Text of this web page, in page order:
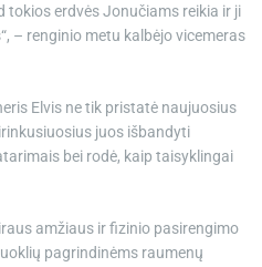
tokios erdvės Jonučiams reikia ir ji
– renginio metu kalbėjo vicemeras
Elvis ne tik pristatė naujuosius
juos išbandyti
bei rodė, kaip taisyklingai
amžiaus ir fizinio pasirengimo
pagrindinėms raumenų